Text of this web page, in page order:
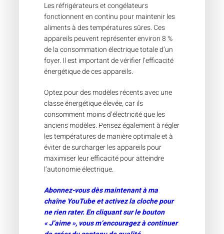
Les réfrigérateurs et congélateurs
fonctionnent en continu pour maintenir les
aliments à des températures sûres. Ces
appareils peuvent représenter environ 8 %
de la consommation électrique totale d’un
foyer. Il est important de vérifier l’efficacité
énergétique de ces appareils.
Optez pour des modèles récents avec une
classe énergétique élevée, car ils
consomment moins d’électricité que les
anciens modèles. Pensez également à régler
les températures de manière optimale et à
éviter de surcharger les appareils pour
maximiser leur efficacité pour atteindre
l’autonomie électrique.
Abonnez-vous dès maintenant à ma
chaîne YouTube et activez la cloche pour
ne rien rater. En cliquant sur le bouton
« J’aime », vous m’encouragez à continuer